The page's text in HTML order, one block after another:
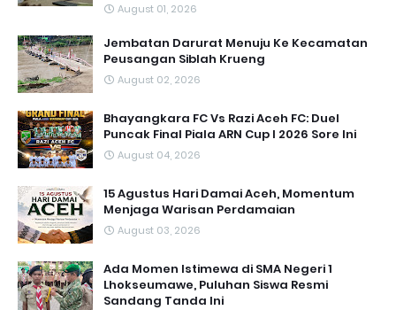
August 01, 2026
Jembatan Darurat Menuju Ke Kecamatan
Peusangan Siblah Krueng
August 02, 2026
Bhayangkara FC Vs Razi Aceh FC: Duel
Puncak Final Piala ARN Cup I 2026 Sore Ini
August 04, 2026
15 Agustus Hari Damai Aceh, Momentum
Menjaga Warisan Perdamaian
August 03, 2026
Ada Momen Istimewa di SMA Negeri 1
Lhokseumawe, Puluhan Siswa Resmi
Sandang Tanda Ini